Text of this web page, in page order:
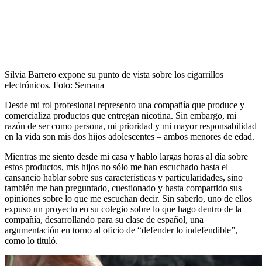
Silvia Barrero expone su punto de vista sobre los cigarrillos
electrónicos. Foto: Semana
Desde mi rol profesional represento una compañía que produce y
comercializa productos que entregan nicotina. Sin embargo, mi
razón de ser como persona, mi prioridad y mi mayor responsabilidad
en la vida son mis dos hijos adolescentes – ambos menores de edad.
Mientras me siento desde mi casa y hablo largas horas al día sobre
estos productos, mis hijos no sólo me han escuchado hasta el
cansancio hablar sobre sus características y particularidades, sino
también me han preguntado, cuestionado y hasta compartido sus
opiniones sobre lo que me escuchan decir. Sin saberlo, uno de ellos
expuso un proyecto en su colegio sobre lo que hago dentro de la
compañía, desarrollando para su clase de español, una
argumentación en torno al oficio de “defender lo indefendible”,
como lo tituló.